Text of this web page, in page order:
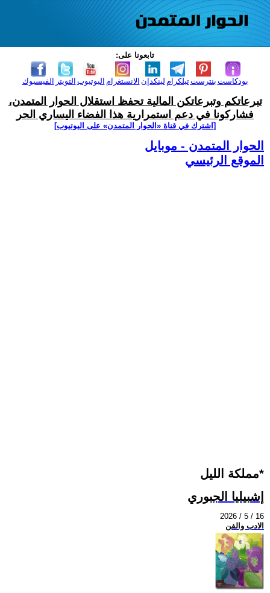
تابعونا على:
الفيسبوك التويتر اليوتيوب الانستغرام لينكدإن تيلكرامبنترست بودكاست
تبرعاتكم وتبرعاتكن المالية تحفظ استقلال الحوار المتمدن،
فشاركونا في دعم استمرارية هذا الفضاء اليساري الحر
[اشترك في قناة ‫«الحوار المتمدن» على اليوتيوب]
الحوار المتمدن - موبايل
الموقع الرئيسي
مملكة الليل*
إشبيليا الجبوري
2026 / 5 / 16
الادب والفن